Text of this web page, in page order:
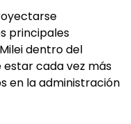
principales
dentro del
cada vez más
en la administración